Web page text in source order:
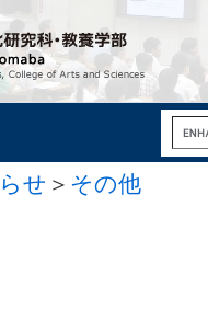
せ ＞ その他